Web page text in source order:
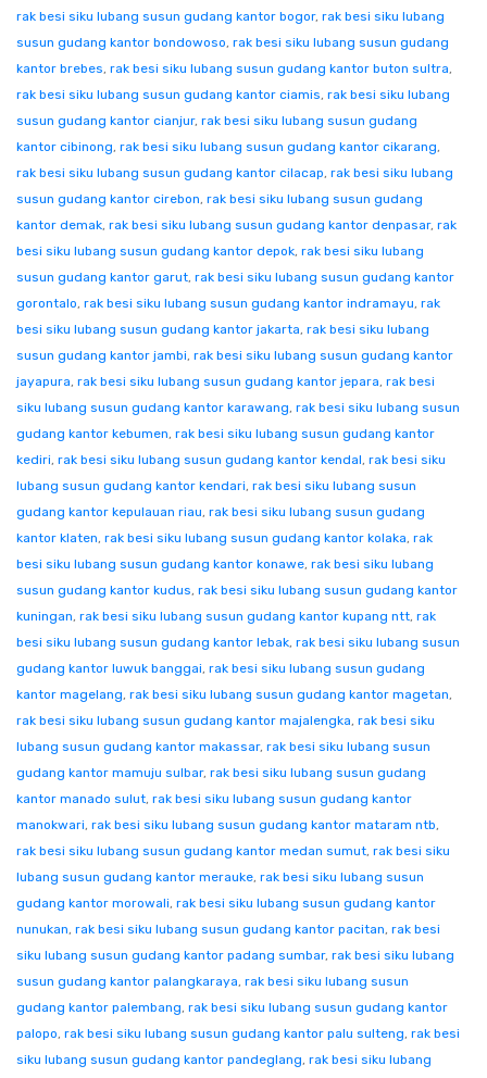
rak besi siku lubang susun gudang kantor bogor, rak besi siku lubang
susun gudang kantor bondowoso, rak besi siku lubang susun gudang
kantor brebes, rak besi siku lubang susun gudang kantor buton sultra,
rak besi siku lubang susun gudang kantor ciamis, rak besi siku lubang
susun gudang kantor cianjur, rak besi siku lubang susun gudang
kantor cibinong, rak besi siku lubang susun gudang kantor cikarang,
rak besi siku lubang susun gudang kantor cilacap, rak besi siku lubang
susun gudang kantor cirebon, rak besi siku lubang susun gudang
kantor demak, rak besi siku lubang susun gudang kantor denpasar, rak
besi siku lubang susun gudang kantor depok, rak besi siku lubang
susun gudang kantor garut, rak besi siku lubang susun gudang kantor
gorontalo, rak besi siku lubang susun gudang kantor indramayu, rak
besi siku lubang susun gudang kantor jakarta, rak besi siku lubang
susun gudang kantor jambi, rak besi siku lubang susun gudang kantor
jayapura, rak besi siku lubang susun gudang kantor jepara, rak besi
siku lubang susun gudang kantor karawang, rak besi siku lubang susun
gudang kantor kebumen, rak besi siku lubang susun gudang kantor
kediri, rak besi siku lubang susun gudang kantor kendal, rak besi siku
lubang susun gudang kantor kendari, rak besi siku lubang susun
gudang kantor kepulauan riau, rak besi siku lubang susun gudang
kantor klaten, rak besi siku lubang susun gudang kantor kolaka, rak
besi siku lubang susun gudang kantor konawe, rak besi siku lubang
susun gudang kantor kudus, rak besi siku lubang susun gudang kantor
kuningan, rak besi siku lubang susun gudang kantor kupang ntt, rak
besi siku lubang susun gudang kantor lebak, rak besi siku lubang susun
gudang kantor luwuk banggai, rak besi siku lubang susun gudang
kantor magelang, rak besi siku lubang susun gudang kantor magetan,
rak besi siku lubang susun gudang kantor majalengka, rak besi siku
lubang susun gudang kantor makassar, rak besi siku lubang susun
gudang kantor mamuju sulbar, rak besi siku lubang susun gudang
kantor manado sulut, rak besi siku lubang susun gudang kantor
manokwari, rak besi siku lubang susun gudang kantor mataram ntb,
rak besi siku lubang susun gudang kantor medan sumut, rak besi siku
lubang susun gudang kantor merauke, rak besi siku lubang susun
gudang kantor morowali, rak besi siku lubang susun gudang kantor
nunukan, rak besi siku lubang susun gudang kantor pacitan, rak besi
siku lubang susun gudang kantor padang sumbar, rak besi siku lubang
susun gudang kantor palangkaraya, rak besi siku lubang susun
gudang kantor palembang, rak besi siku lubang susun gudang kantor
palopo, rak besi siku lubang susun gudang kantor palu sulteng, rak besi
siku lubang susun gudang kantor pandeglang, rak besi siku lubang